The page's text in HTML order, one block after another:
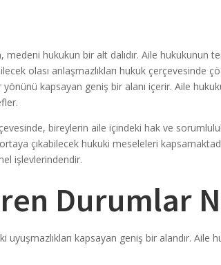
hukukun bir alt dalıdır. Aile hukukunun
olası anlaşmazlıkları hukuk çerçevesinde
kapsayan geniş bir alanı içerir. Aile
bireylerin aile içindeki hak ve
çıkabilecek hukuki meseleleri
işlevlerindendir.
Durumlar
kapsayan geniş bir alandır. Aile